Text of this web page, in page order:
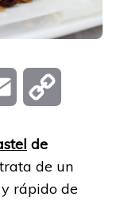
Email
de
de un
rápido de